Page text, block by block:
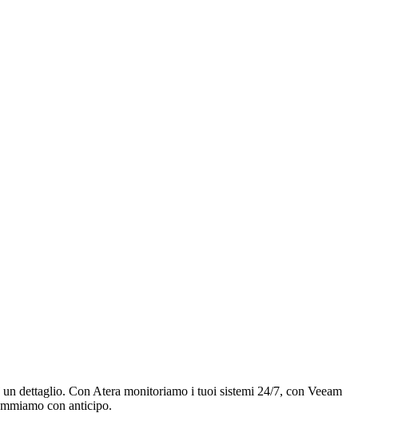
dettaglio. Con Atera monitoriamo i tuoi sistemi 24/7, con Veeam
con anticipo.